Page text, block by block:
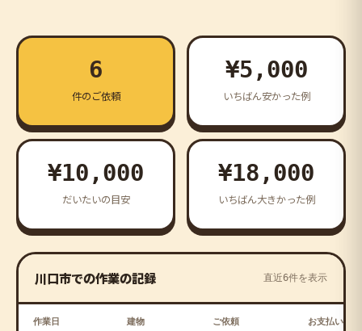
6
件のご依頼
¥5,000
いちばん安かった例
¥10,000
だいたいの目安
¥18,000
いちばん大きかった例
川口市での作業の記録 直近6件を表示
作業日 建物 ご依頼 お支払い